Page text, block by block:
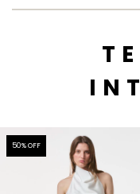
50% OFF